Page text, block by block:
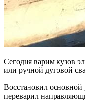
Сегодня варим кузов
или ручной дуговой
Восстановил основной
переварил